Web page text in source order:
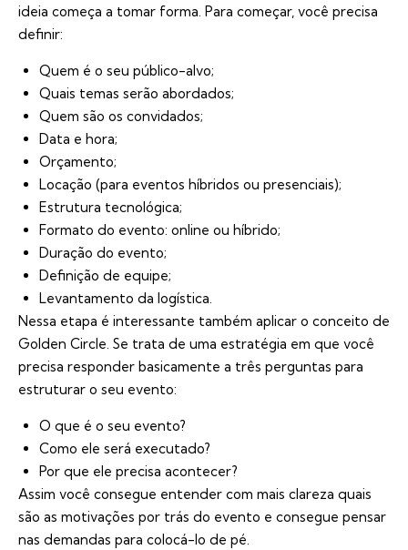
ideia começa a tomar forma. Para começar, você precisa
definir:
Quem é o seu público-alvo;
Quais temas serão abordados;
Quem são os convidados;
Data e hora;
Orçamento;
Locação (para eventos híbridos ou presenciais);
Estrutura tecnológica;
Formato do evento: online ou híbrido;
Duração do evento;
Definição de equipe;
Levantamento da logística.
Nessa etapa é interessante também aplicar o conceito de
Golden Circle. Se trata de uma estratégia em que você
precisa responder basicamente a três perguntas para
estruturar o seu evento:
O que é o seu evento?
Como ele será executado?
Por que ele precisa acontecer?
Assim você consegue entender com mais clareza quais
são as motivações por trás do evento e consegue pensar
nas demandas para colocá-lo de pé.